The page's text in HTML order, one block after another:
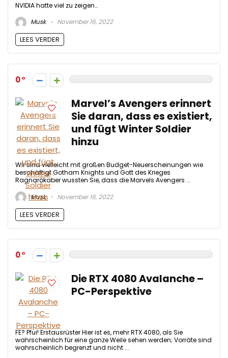
NVIDIA hatte viel zu zeigen…
Musk
November 16, 2022
LEES VERDER
0
Marvel’s Avengers erinnert
Sie daran, dass es existiert,
und fügt Winter Soldier
hinzu
Wir sind vielleicht mit großen Budget-Neuerscheinungen wie
beschäftigt Gotham Knights und Gott des Krieges
Ragnarökaber wussten Sie, dass die Marvels Avengers ...
Musk
November 16, 2022
LEES VERDER
0
Die RTX 4080 Avalanche –
PC-Perspektive
FE? Pfui! Erstausrüster Hier ist es, mehr RTX 4080, als Sie
wahrscheinlich für eine ganze Weile sehen werden; Vorräte sind
wahrscheinlich begrenzt und nicht ...